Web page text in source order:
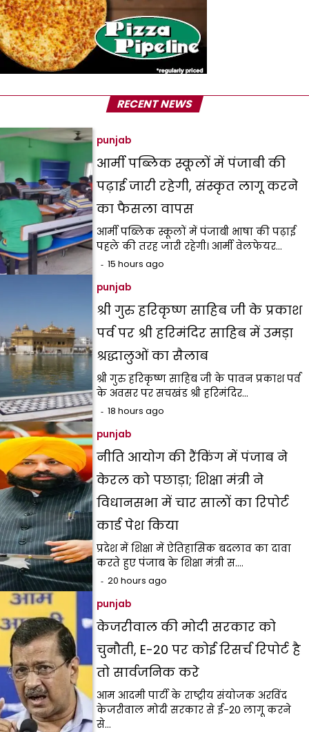
RECENT NEWS
punjab
आर्मी पब्लिक स्कूलों में पंजाबी की
पढ़ाई जारी रहेगी, संस्कृत लागू करने
का फैसला वापस
आर्मी पब्लिक स्कूलों में पंजाबी भाषा की पढ़ाई
पहले की तरह जारी रहेगी। आर्मी वेलफेयर…
15 hours ago
punjab
श्री गुरु हरिकृष्ण साहिब जी के प्रकाश
पर्व पर श्री हरिमंदिर साहिब में उमड़ा
श्रद्धालुओं का सैलाब
श्री गुरु हरिकृष्ण साहिब जी के पावन प्रकाश पर्व
के अवसर पर सचखंड श्री हरिमंदिर…
18 hours ago
punjab
नीति आयोग की रैंकिंग में पंजाब ने
केरल को पछाड़ा; शिक्षा मंत्री ने
विधानसभा में चार सालों का रिपोर्ट
कार्ड पेश किया
प्रदेश में शिक्षा में ऐतिहासिक बदलाव का दावा
करते हुए पंजाब के शिक्षा मंत्री स.…
20 hours ago
punjab
केजरीवाल की मोदी सरकार को
चुनौती, E-20 पर कोई रिसर्च रिपोर्ट है
तो सार्वजनिक करे
आम आदमी पार्टी के राष्ट्रीय संयोजक अरविंद
केजरीवाल मोदी सरकार से ई-20 लागू करने
से…